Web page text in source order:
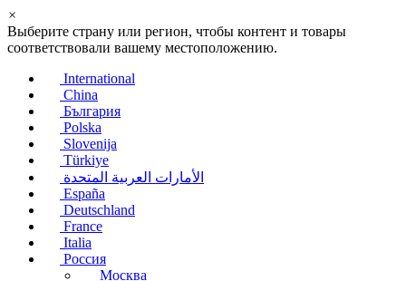
×
Выберите страну или регион, чтобы контент и товары
соответствовали вашему местоположению.
International
China
България
Polska
Slovenija
Türkiye
الأمارات العربية المتحدة
España
Deutschland
France
Italia
Россия
Москва